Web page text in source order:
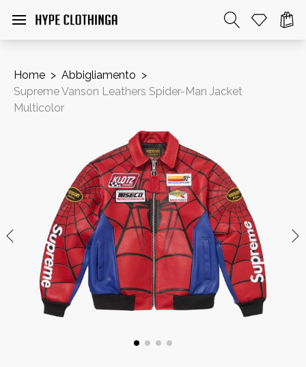
Home > Abbigliamento >
Supreme Vanson Leathers Spider-Man Jacket
Multicolor